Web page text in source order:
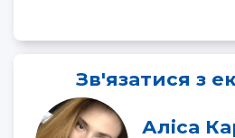
Зв'язатися з
Аліса